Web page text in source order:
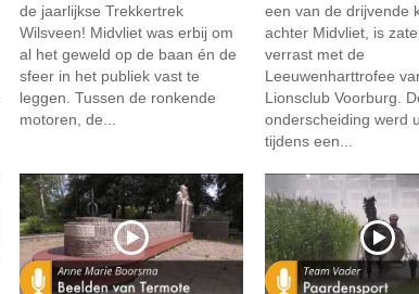
de jaarlijkse Trekkertrek
Wilsveen! Midvliet was erbij om
al het geweld op de baan én de
sfeer in het publiek vast te
leggen. Tussen de ronkende
motoren, de...
een van de drijvende
achter Midvliet, is
verrast met de
Leeuwenharttrofee
Lionsclub Voorburg.
onderscheiding werd
tijdens een...